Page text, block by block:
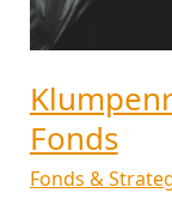
Fonds
Fonds &